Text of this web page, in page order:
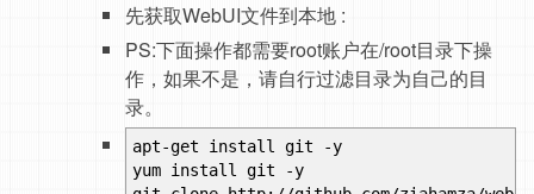
先获取WebUI文件到本地 :
PS:下面操作都需要root账户在/root目录下操
作，如果不是，请自行过滤目录为自己的目
录。
apt-get install git -y
yum install git -y